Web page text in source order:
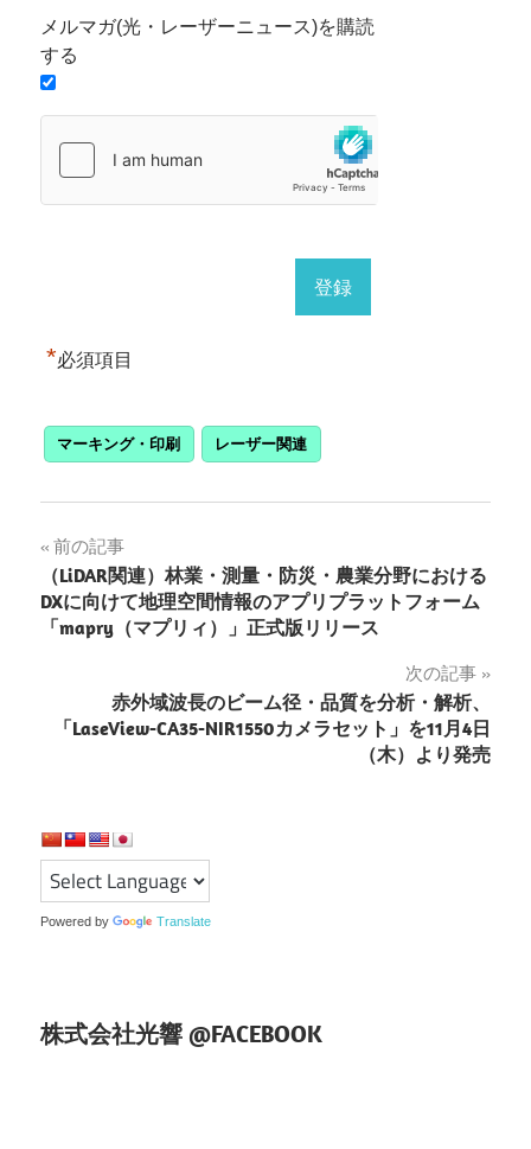
メルマガ(光・レーザーニュース)を購読
する
*必須項目
マーキング・印刷 レーザー関連
投
稿
ナ
ゲ
シ
ョ
ン
前の記事
（LiDAR関連）林業・測量・防災・農業分野における
DXに向けて地理空間情報のアプリプラットフォーム
「mapry（マプリィ）」正式版リリース
次の記事
赤外域波長のビーム径・品質を分析・解析、
「LaseView-CA35-NIR1550カメラセット」を11月4日
（木）より発売
Powered by Translate
株式会社光響 @FACEBOOK